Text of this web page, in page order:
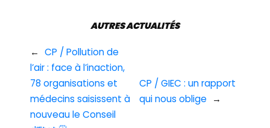
← CP / Pollution de
l’air : face à l’inaction,
78 organisations et
médecins saisissent à
nouveau le Conseil
AUTRES ACTUALITÉS
CP / GIEC : un rapport
qui nous oblige
→